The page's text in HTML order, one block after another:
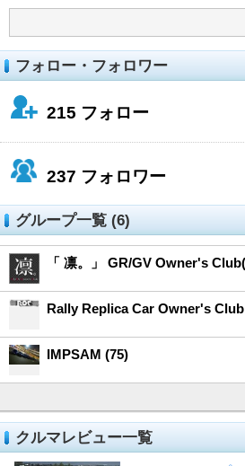
フォロー・フォロワー
215 フォロー
237 フォロワー
グループ一覧 (6)
「 凛。」 GR/GV Owner's
Rally Replica Car Owner's Club
IMPSAM (75)
クルマレビュー一覧